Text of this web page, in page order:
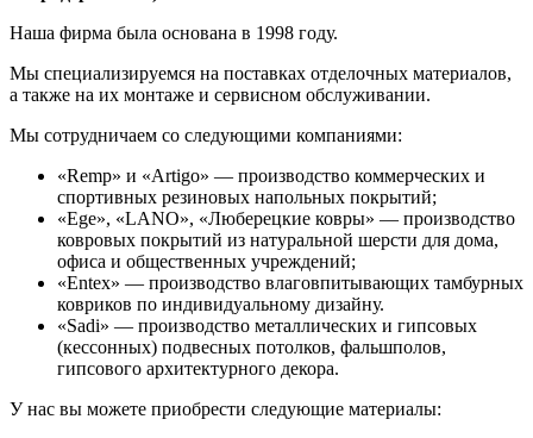
Наша фирма была основана в 1998 году.
Мы специализируемся на поставках отделочных материалов,
а также на их монтаже и сервисном обслуживании.
Мы сотрудничаем со следующими компаниями:
«Remp» и «Artigo» — производство коммерческих и
спортивных резиновых напольных покрытий;
«Ege», «LANO», «Люберецкие ковры» — производство
ковровых покрытий из натуральной шерсти для дома,
офиса и общественных учреждений;
«Entex» — производство влаговпитывающих тамбурных
ковриков по индивидуальному дизайну.
«Sadi» — производство металлических и гипсовых
(кессонных) подвесных потолков, фальшполов,
гипсового архитектурного декора.
У нас вы можете приобрести следующие материалы: